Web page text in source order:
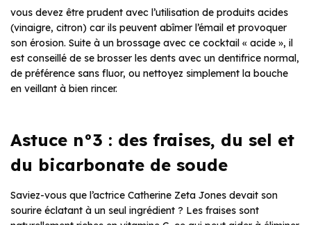
vous devez être prudent avec l’utilisation de produits acides
(vinaigre, citron) car ils peuvent abîmer l’émail et provoquer
son érosion. Suite à un brossage avec ce cocktail « acide », il
est conseillé de se brosser les dents avec un dentifrice normal,
de préférence sans fluor, ou nettoyez simplement la bouche
en veillant à bien rincer.
Astuce n°3 : des fraises, du sel et
du bicarbonate de soude
Saviez-vous que l’actrice Catherine Zeta Jones devait son
sourire éclatant à un seul ingrédient ? Les fraises sont